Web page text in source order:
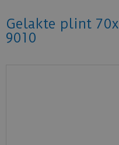
Gelakte plint
9010